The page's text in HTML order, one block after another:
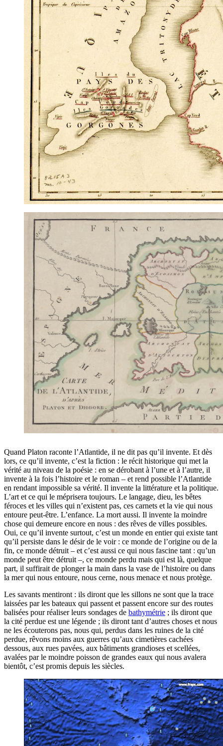
Quand Platon raconte l’Atlantide, il ne dit pas qu’il invente. Et dès
lors, ce qu’il invente, c’est la fiction : le récit historique qui met la
vérité au niveau de la poésie : en se dérobant à l’une et à l’autre, il
invente à la fois l’histoire et le roman – et rend possible l’Atlantide
en rendant impossible sa vérité. Il invente la littérature et la politique.
L’art et ce qui le méprisera toujours. Le langage, dieu, les bêtes
féroces et les villes qui n’existent pas, ces carnets et la vie qui nous
entoure peut-être. L’enfance. La mort aussi. Il invente la moindre
chose qui demeure encore en nous : des rêves de villes possibles.
Oui, ce qu’il invente surtout, c’est un monde en entier qui existe tant
qu’il persiste dans le désir de le voir : ce monde de l’origine ou de la
fin, ce monde détruit – et c’est aussi ce qui nous fascine tant : qu’un
monde peut être détruit –, ce monde perdu mais qui est là, quelque
part, il suffirait de plonger la main dans la vase de l’histoire ou dans
la mer qui nous entoure, nous cerne, nous menace et nous protège.
Les savants mentiront : ils diront que les sillons ne sont que la trace
laissées par les bateaux qui passent et passent encore sur des routes
balisées pour réaliser leurs sondages de bathymétrie ; ils diront que
la cité perdue est une légende ; ils diront tant d’autres choses et nous
ne les écouterons pas, nous qui, perdus dans les ruines de la cité
perdue, rêvons moins aux guerres qu’aux cimetières cachées
dessous, aux rues pavées, aux bâtiments grandioses et scellées,
avalées par le moindre poisson de grandes eaux qui nous avalera
bientôt, c’est promis depuis les siècles.